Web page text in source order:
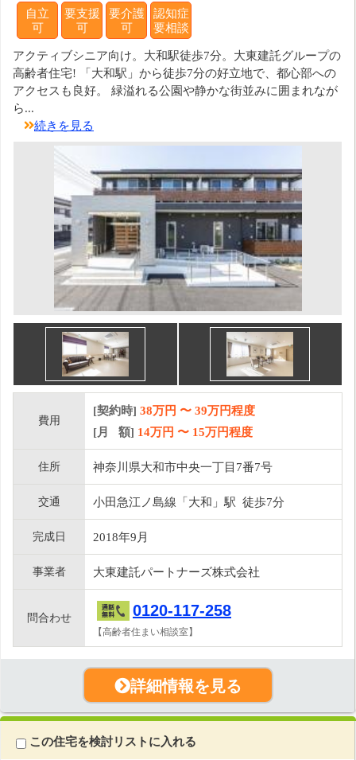
自立
可
要支援
可
要介護
可
認知症
要相談
アクティブシニア向け。大和駅徒歩7分。大東建託グループの
高齢者住宅! 「大和駅」から徒歩7分の好立地で、都心部への
アクセスも良好。 緑溢れる公園や静かな街並みに囲まれなが
ら...
続きを見る
費用
[契約時] 38万円 〜 39万円程度
[月 額] 14万円 〜 15万円程度
住所 神奈川県大和市中央一丁目7番7号
交通 小田急江ノ島線「大和」駅 徒歩7分
完成日 2018年9月
事業者 大東建託パートナーズ株式会社
問合わせ 0120-117-258
【高齢者住まい相談室】
詳細情報を見る
この住宅を検討リストに入れる